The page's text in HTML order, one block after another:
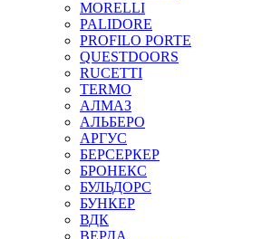
MORELLI
PALIDORE
PROFILO PORTE
QUESTDOORS
RUCETTI
TERMO
АЛМАЗ
АЛЬБЕРО
АРГУС
БЕРСЕРКЕР
БРОНЕКС
БУЛЬДОРС
БУНКЕР
ВДК
ВЕРДА